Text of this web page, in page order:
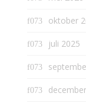
oktober
juli 2025